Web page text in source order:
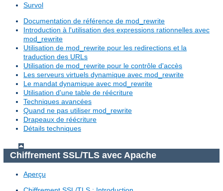
Survol
Documentation de référence de mod_rewrite
Introduction à l'utilisation des expressions rationnelles avec
mod_rewrite
Utilisation de mod_rewrite pour les redirections et la
traduction des URLs
Utilisation de mod_rewrite pour le contrôle d'accès
Les serveurs virtuels dynamique avec mod_rewrite
Le mandat dynamique avec mod_rewrite
Utilisation d'une table de réécriture
Techniques avancées
Quand ne pas utiliser mod_rewrite
Drapeaux de réécriture
Détails techniques
Chiffrement SSL/TLS avec Apache
Aperçu